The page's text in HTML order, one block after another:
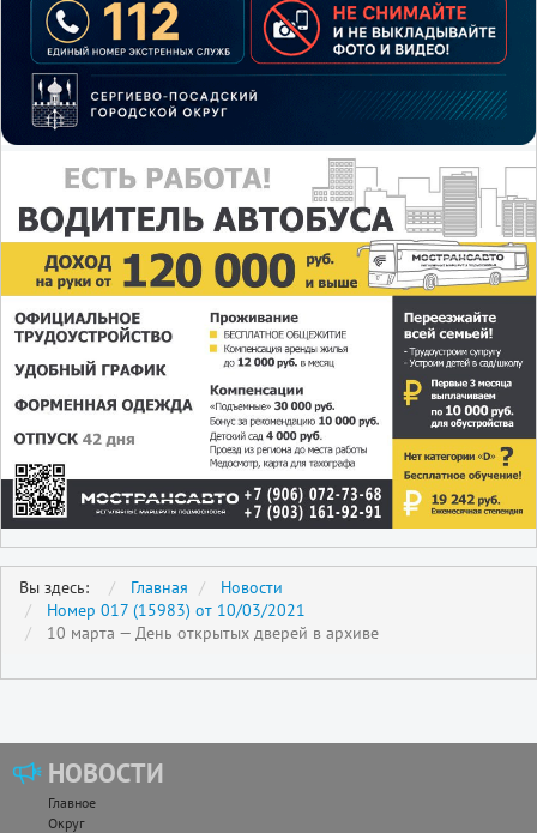
Вы здесь: Главная
Новости
Номер 017 (15983) от 10/03/2021
10 марта — День открытых дверей в архиве
НОВОСТИ
Главное
Округ